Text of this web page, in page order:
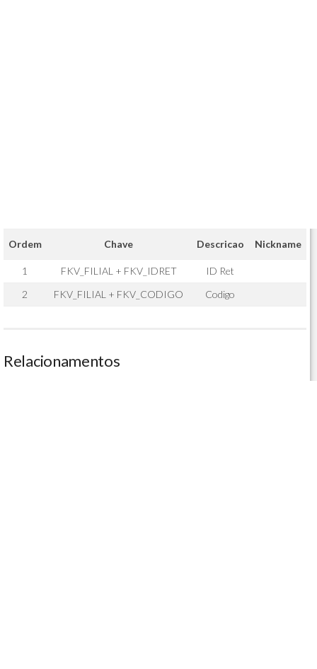
Ordem Chave Descricao Nickname
1 FKV_FILIAL + FKV_IDRET
ID Ret
2
FKV_FILIAL + FKV_CODIGO Codigo
Relacionamentos